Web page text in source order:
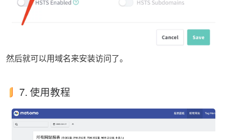
然后就可以用域名来安装访问了。
7. 使用教程